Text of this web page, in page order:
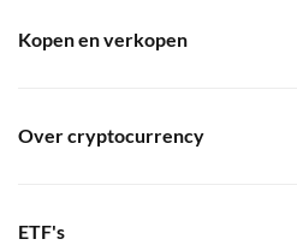
Kopen en verkopen
Over cryptocurrency
ETF's